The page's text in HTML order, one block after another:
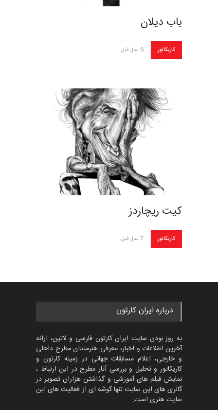
باب دیلان
کاریکاتور 6 سال قبل
کیت ریچاردز
کاریکاتور 7 سال قبل
درباره ایران کارتون
به روز بودن سایت ایران کارتون فارسی و لاتین، ارائه
آخرین اطلاعات و اخبار، معرفی هنرمندان مطرح داخلی
و خارجی، اعلام مسابقات جهانی در زمینه کارتون و
کاریکاتور و تحلیل و بررسی آثار مطرح در این ارتباط ،
نمایش فیلم های آموزشی و گذاشتن هزاران تصویر در
گالری های این سایت تنها گوشه ای از فعالیت های این
سایت هنری است.